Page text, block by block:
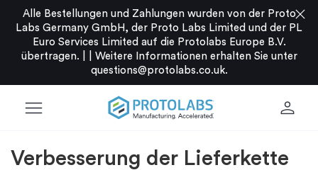
Alle Bestellungen und Zahlungen wurden von der Proto
Labs Germany GmbH, der Proto Labs Limited und der PL
Euro Services Limited auf die Protolabs Europe B.V.
übertragen. |
Weitere Informationen erhalten Sie unter
questions@protolabs.co.uk.
close
menu person
Verbesserung der Lieferkette